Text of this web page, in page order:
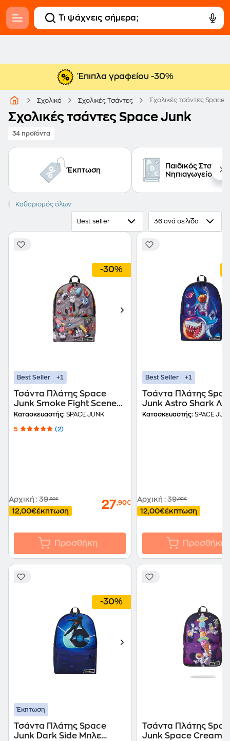
Έπιπλα γραφείου -30%
Σχολικά Σχολικές Τσάντες Σχολικές τσάντες Space
Σχολικές τσάντες Space Junk
34 προϊόντα
Έκπτωση
Παιδικός
Νηπιαγωγείο
SPACE JUNK
Καθαρισμός όλων
Best seller 36 ανά σελίδα
-30%
Best Seller +1
Τσάντα Πλάτης Space
Junk Smoke Fight Scene
Πολλών Θηκών Γκρι
Κατασκευαστής: SPACE JUNK
5 (2)
Αρχική : 39,90€
12,00€έκπτωση 27,90€
Προσθήκη
Best Seller +1
Τσάντα Πλάτης
Junk Astro Shark
Κατασκευαστής: SPACE
Αρχική : 39,90€
12,00€έκπτωση
Προσθήκη
-30%
Έκπτωση
Τσάντα Πλάτης Space
Junk Dark Side Μπλε
Τσάντα Πλάτης
Junk Space Cream